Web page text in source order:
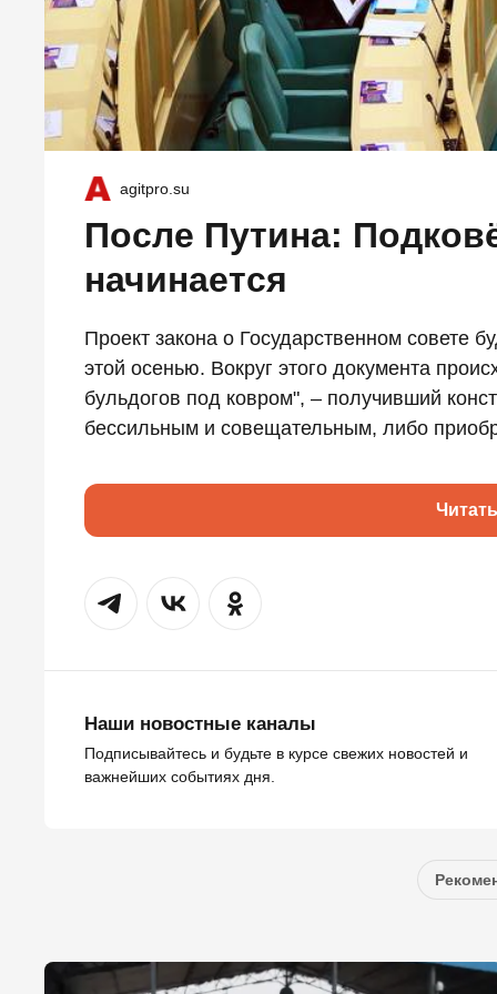
agitpro.su
После Путина:
начинается
Проект закона о Государственном совете
этой осенью. Вокруг этого документа
бульдогов под ковром", – получивший
бессильным и совещательным, либо
Наши новостные каналы
Подписывайтесь и будьте в курсе свежих новостей и
важнейших событиях дня.